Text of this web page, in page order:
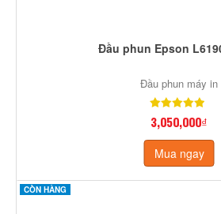
Đầu phun Epson
Đầu phun máy in
3,050,000₫
Mua ngay
CÒN HÀNG